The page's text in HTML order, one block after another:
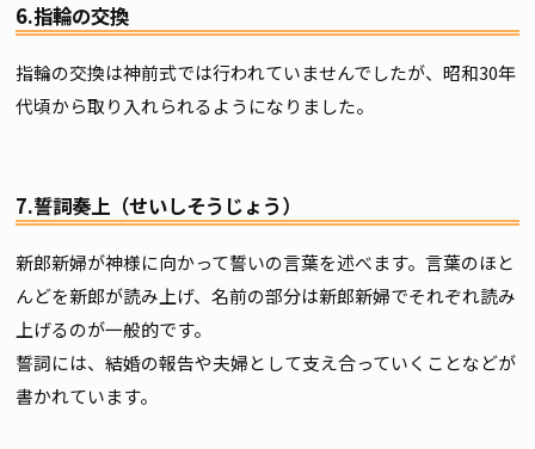
6.指輪の交換
指輪の交換は神前式では行われていませんでしたが、昭和30年
代頃から取り入れられるようになりました。
7.誓詞奏上（せいしそうじょう）
新郎新婦が神様に向かって誓いの言葉を述べます。言葉のほと
んどを新郎が読み上げ、名前の部分は新郎新婦でそれぞれ読み
上げるのが一般的です。
誓詞には、結婚の報告や夫婦として支え合っていくことなどが
書かれています。